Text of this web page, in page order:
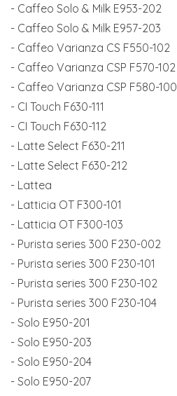
- Caffeo Solo & Milk E953-202
- Caffeo Solo & Milk E957-203
- Caffeo Varianza CS F550-102
- Caffeo Varianza CSP F570-102
- Caffeo Varianza CSP F580-100
- CI Touch F630-111
- CI Touch F630-112
- Latte Select F630-211
- Latte Select F630-212
- Lattea
- Latticia OT F300-101
- Latticia OT F300-103
- Purista series 300 F230-002
- Purista series 300 F230-101
- Purista series 300 F230-102
- Purista series 300 F230-104
- Solo E950-201
- Solo E950-203
- Solo E950-204
- Solo E950-207